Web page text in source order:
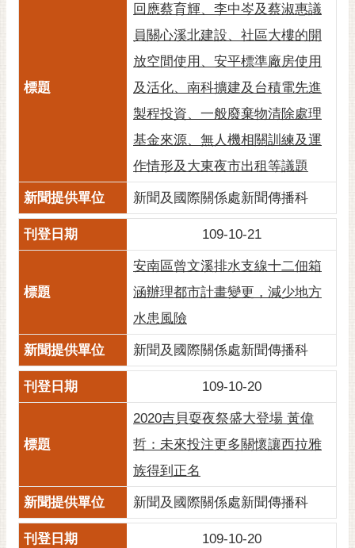
閱
子
報
箱
日
本
私
及
安
全
政
回應蔡育輝、李中岑及蔡淑惠議
員關心溪北建設、社區大樓的開
放空間使用、安平標準廠房使用
及活化、南科擴建及台積電先進
製程投資、一般廢棄物清除處理
基金來源、無人機相關訓練及運
作情形及大東夜市出租等議題
新聞及國際關係處新聞傳播科
109-10-21
安南區曾文溪排水支線十二佃箱
涵辦理都市計畫變更，減少地方
水患風險
新聞及國際關係處新聞傳播科
109-10-20
2020吉貝耍夜祭盛大登場 黃偉
哲：未來投注更多關懷讓西拉雅
族得到正名
新聞及國際關係處新聞傳播科
109-10-20